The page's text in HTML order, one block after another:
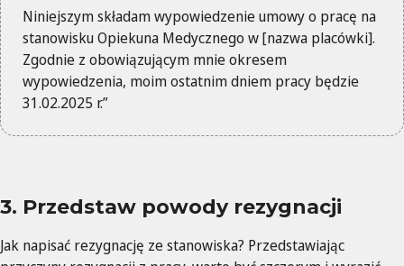
Niniejszym składam wypowiedzenie umowy o pracę na
stanowisku Opiekuna Medycznego w [nazwa placówki].
Zgodnie z obowiązującym mnie okresem
wypowiedzenia, moim ostatnim dniem pracy będzie
31.02.2025 r.”
3. Przedstaw powody rezygnacji
Jak napisać rezygnację ze stanowiska? Przedstawiając